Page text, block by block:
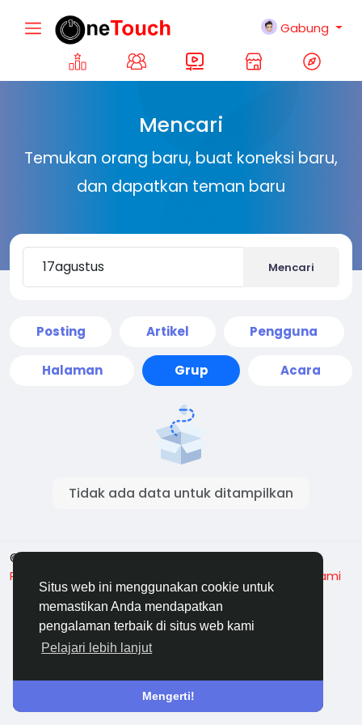
Situs web ini menggunakan cookie untuk
memastikan Anda mendapatkan
pengalaman terbaik di situs web kami
Pelajari lebih lanjut
Mengerti!
Gabung
Mencari
Temukan orang baru, buat koneksi baru,
dan dapatkan teman baru
Mencari
Posting Artikel Pengguna
Halaman Grup Acara
Tidak ada data untuk ditampilkan
© 2026 OneTouch
Privasi
Hubungi kami
Direktori